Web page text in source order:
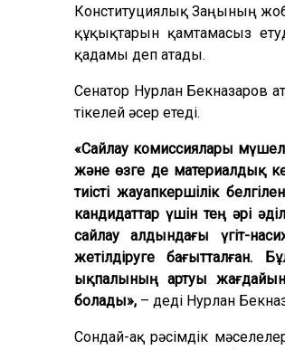
Конституциялық Заңының
құқықтарын қамтамасыз
қадамы деп атады.
Сенатор Нурлан Бекназаров
тікелей әсер етеді.
«Сайлау комиссиялары
және өзге де материалдық
тиісті жауапкершілік
кандидаттар үшін тең әрі
сайлау алдындағы үгіт-
жетілдіруге бағытталған.
ықпалының артуы
болады», – деді Нурлан
Сондай-ақ рәсімдік